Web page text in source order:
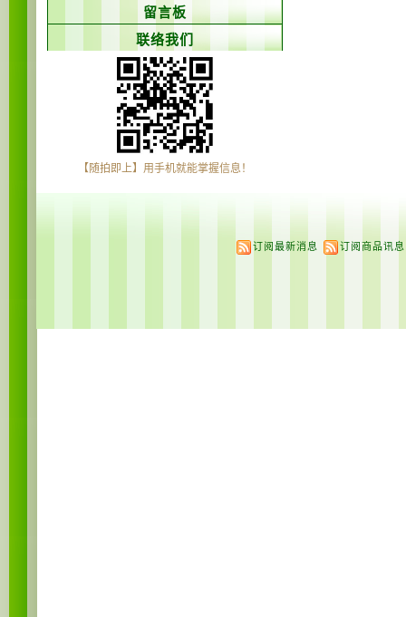
留言板
联络我们
【随拍即上】用手机就能掌握信息！
订阅最新消息 订阅商品讯息